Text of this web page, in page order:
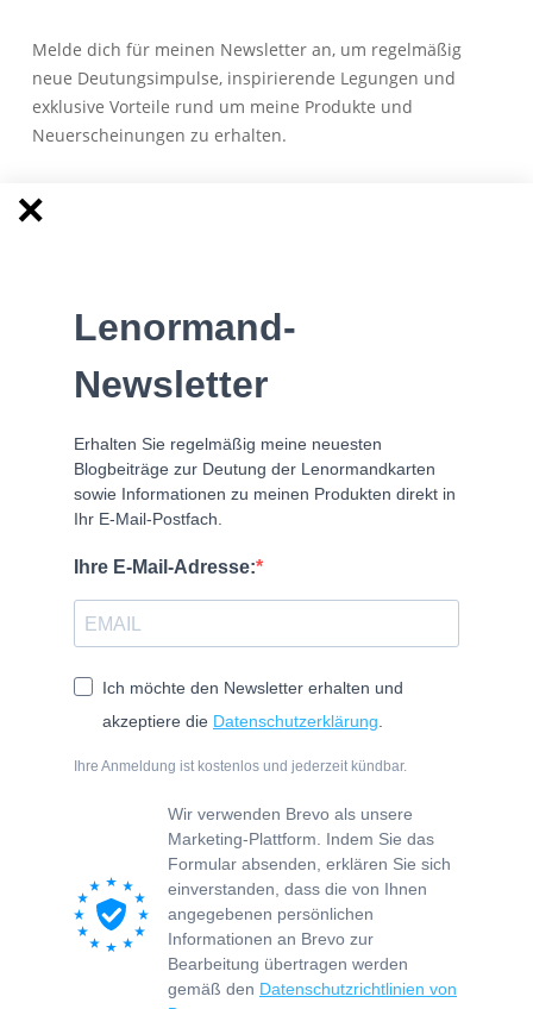
Melde dich für meinen Newsletter an, um regelmäßig
neue Deutungsimpulse, inspirierende Legungen und
exklusive Vorteile rund um meine Produkte und
Neuerscheinungen zu erhalten.
Anmeldung zum Newsletter
Besuche meine Facebook Lerngruppe
Lenormand-
Newsletter
Erhalten Sie regelmäßig meine neuesten
Blogbeiträge zur Deutung der Lenormandkarten
sowie Informationen zu meinen Produkten direkt in
Ihr E-Mail-Postfach.
Ihre E-Mail-Adresse:
Ich möchte den Newsletter erhalten und
akzeptiere die Datenschutzerklärung
Ihre Anmeldung ist kostenlos und jederzeit kündbar.
Wir verwenden Brevo als unsere
Marketing-Plattform. Indem Sie das
Formular absenden, erklären Sie sich
einverstanden, dass die von Ihnen
angegebenen persönlichen
Informationen an Brevo zur
Bearbeitung übertragen werden
gemäß den Datenschutzrichtlinien von